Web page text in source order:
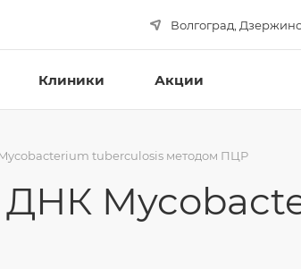
Клиники Акции
tuberculosis методом ПЦР